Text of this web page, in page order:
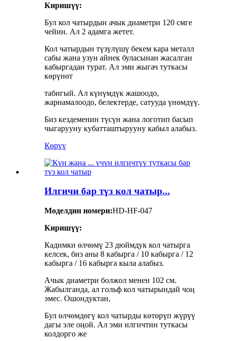
Киришүү:
Бул кол чатырдын ачык диаметри 120 смге
чейин. Ал 2 адамга жетет.
Кол чатырдын түзүлүшү бекем кара металл
сабы жана узун айнек буласынан жасалган
кабыргадан турат. Ал эми жыгач туткасы
көрүнөт
табигый. Ал күнүмдүк жашоодо,
жарнамалоодо, белектерде, сатууда үнөмдүү.
Биз кездеменин түсүн жана логотип басып
чыгарууну кубатташтырууну кабыл алабыз.
Көрүү
Илгичи бар түз кол чатыр...
Моделдин номери:HD-HF-047
Киришүү:
Кадимки өлчөмү 23 дюймдук кол чатырга
келсек, биз аны 8 кабырга / 10 кабырга / 12
кабырга / 16 кабырга кыла алабыз.
Ачык диаметри болжол менен 102 см.
Жабылганда, ал гольф кол чатырындай чоң
эмес. Ошондуктан,
Бул өлчөмдөгү кол чатырды көтөрүп жүрүү
дагы эле оңой. Ал эми илгичтин туткасы
колдорго же